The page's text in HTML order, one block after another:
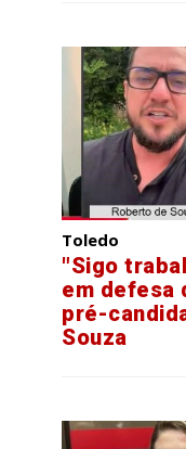
Toledo
"Sigo
em defesa
pré-
Souza